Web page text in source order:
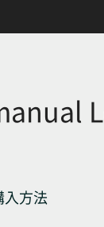
入方法